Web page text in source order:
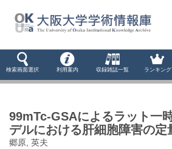
検索画面選択 利用案内 収録雑誌一覧 ランキング
99mTc-GSAによるラット一
デルにおける肝細胞障害の定
郷原, 英夫